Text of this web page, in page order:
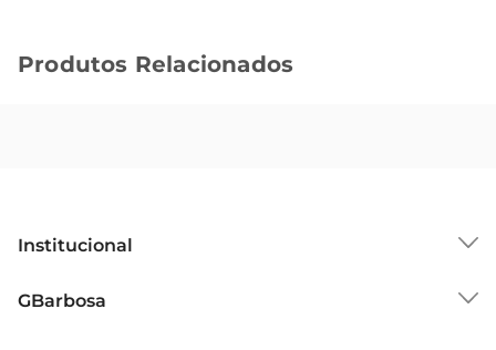
Produtos Relacionados
Institucional
Grupo Cencosud
GBarbosa